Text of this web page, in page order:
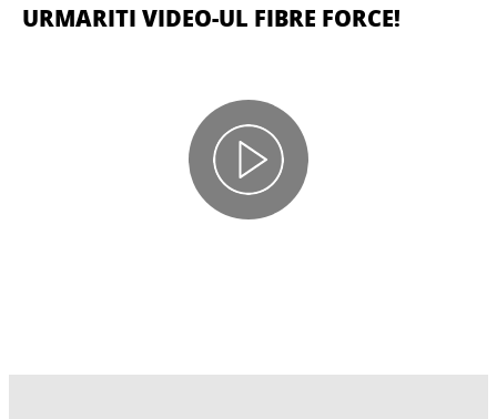
URMARITI VIDEO-UL FIBRE FORCE!